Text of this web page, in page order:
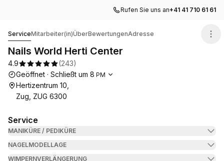
Rufen Sie uns an+41 41 710 61 61
ServiceMitarbeiter(in)ÜberBewertungenAdresse
Nails World Herti Center
4.9 (243)
Die Öffnungszeiten
Geöffnet · Schließt um 8 PM
Hertizentrum 10,
Zug, ZUG 6300
Service
MANIKÜRE / PEDIKÜRE
NAGELMODELLAGE
WIMPERNVERLÄNGERUNG